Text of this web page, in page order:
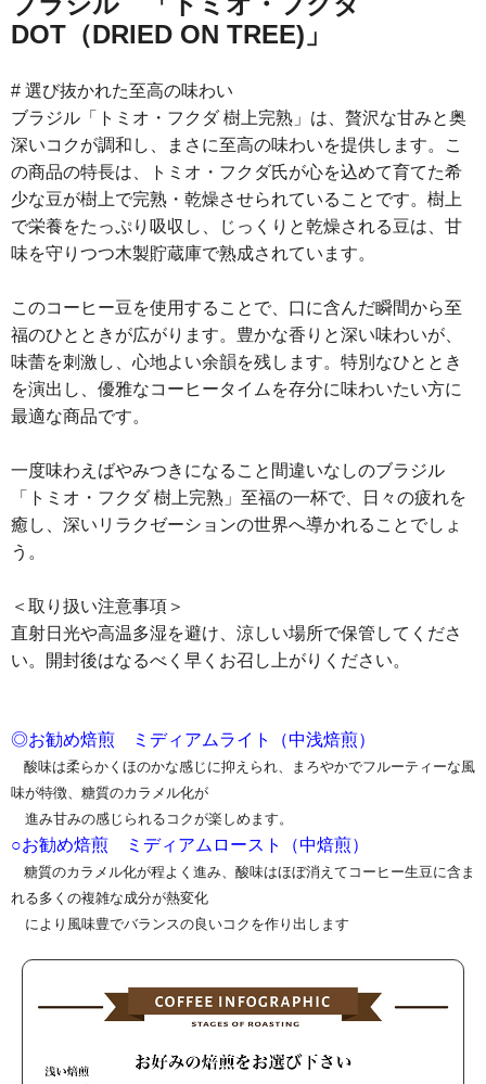
DOT（DRIED ON TREE)」
# 選び抜かれた至高の味わい
ブラジル「トミオ・フクダ 樹上完熟」は、贅沢な甘みと奥
深いコクが調和し、まさに至高の味わいを提供します。こ
の商品の特長は、トミオ・フクダ氏が心を込めて育てた希
少な豆が樹上で完熟・乾燥させられていることです。樹上
で栄養をたっぷり吸収し、じっくりと乾燥される豆は、甘
味を守りつつ木製貯蔵庫で熟成されています。
このコーヒー豆を使用することで、口に含んだ瞬間から至
福のひとときが広がります。豊かな香りと深い味わいが、
味蕾を刺激し、心地よい余韻を残します。特別なひととき
を演出し、優雅なコーヒータイムを存分に味わいたい方に
最適な商品です。
一度味わえばやみつきになること間違いなしのブラジル
「トミオ・フクダ 樹上完熟」至福の一杯で、日々の疲れを
癒し、深いリラクゼーションの世界へ導かれることでしょ
う。
＜取り扱い注意事項＞
直射日光や高温多湿を避け、涼しい場所で保管してくださ
い。開封後はなるべく早くお召し上がりください。
◎お勧め焙煎 ミディアムライト（中浅焙煎）
酸味は柔らかくほのかな感じに抑えられ、まろやかでフルーティーな風
味が特徴、糖質のカラメル化が
進み甘みの感じられるコクが楽しめます。
○お勧め焙煎 ミディアムロースト（中焙煎）
糖質のカラメル化が程よく進み、酸味はほぼ消えてコーヒー生豆に含ま
れる多くの複雑な成分が熱変化
により風味豊でバランスの良いコクを作り出します